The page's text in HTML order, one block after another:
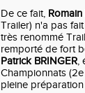
De ce fait, Romain
Trailer) n'a pas
très renommé
remporté de fort
Patrick BRINGER,
Championnats
pleine